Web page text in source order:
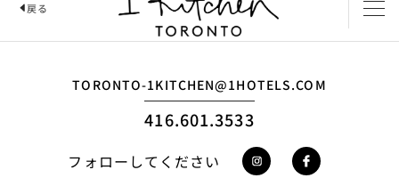
戻る
TORONTO-1KITCHEN@1HOTELS.COM
416.601.3533
フォローしてください